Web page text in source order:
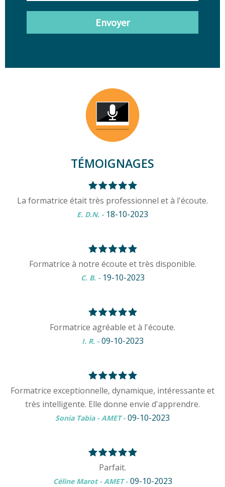
Envoyer
TÉMOIGNAGES
La formatrice était très professionnel et à l'écoute.
E. D.N. - 18-10-2023
Formatrice à notre écoute et très disponible.
C. B. - 19-10-2023
Formatrice agréable et à l'écoute.
I. R. - 09-10-2023
Formatrice exceptionnelle, dynamique, intéressante et
très intelligente. Elle donne envie d'apprendre.
Sonia Tabia - AMET- 09-10-2023
Parfait.
Céline Marot - AMET- 09-10-2023